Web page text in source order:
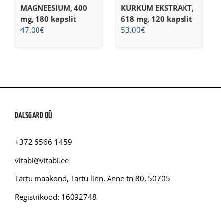
MAGNEESIUM, 400
mg, 180 kapslit
47.00€
KURKUM EKSTRAKT,
618 mg, 120 kapslit
53.00€
DALSGARD OÜ
+372 5566 1459
vitabi@vitabi.ee
Tartu maakond, Tartu linn, Anne tn 80, 50705
Registrikood: 16092748